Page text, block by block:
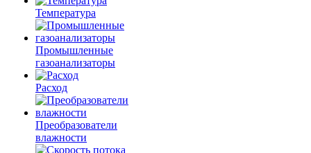
Температура
Промышленные
газоанализаторы
Расход
Преобразователи
влажности